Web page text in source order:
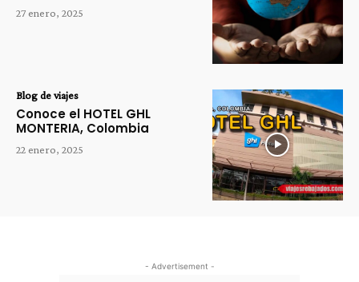
27 enero, 2025
Blog de viajes
Conoce el HOTEL GHL
MONTERIA, Colombia
22 enero, 2025
- Advertisement -